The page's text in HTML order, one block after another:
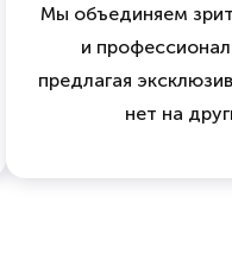
Мы объединяем
и
предлагая
нет на